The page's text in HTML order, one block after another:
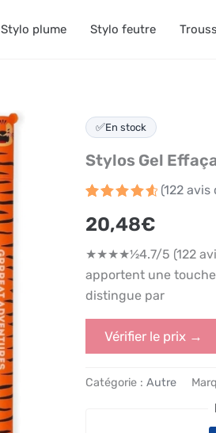
Stylo plume Stylo feutre
✅En stock
Stylos Gel
sur 5
basé
sur
notations
client
(122 avis
20,48€
★★★★½4.7/5 (122
apportent une
distingue par
Vérifier le prix →
Catégorie : Autre